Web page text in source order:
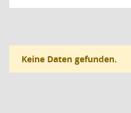
Keine Daten gefunden.